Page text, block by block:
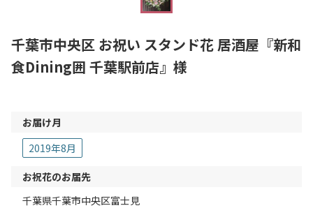
千葉市中央区 お祝い スタンド花 居酒屋『新和
食Dining囲 千葉駅前店』様
お届け月
2019年8月
お祝花のお届先
千葉県千葉市中央区富士見